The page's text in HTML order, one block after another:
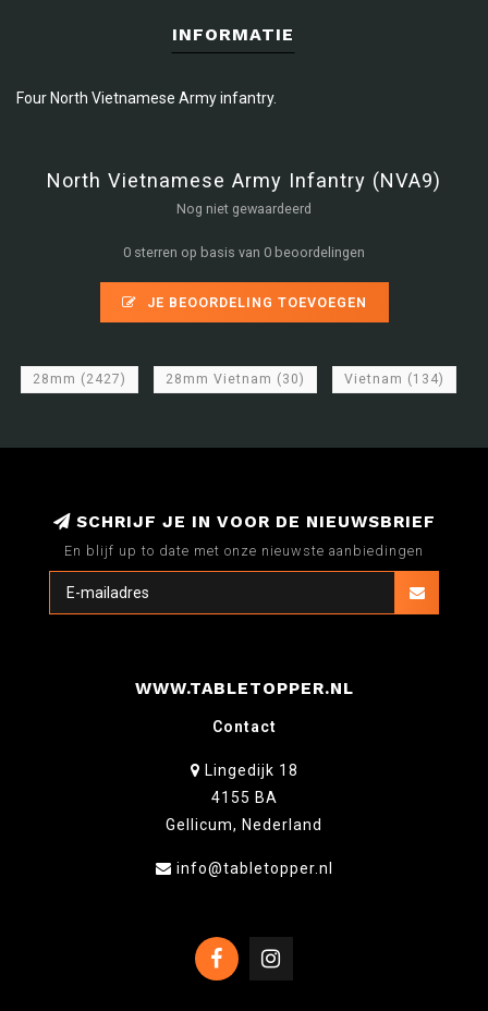
INFORMATIE
Four North Vietnamese Army infantry.
North Vietnamese Army Infantry (NVA9)
Nog niet gewaardeerd
0 sterren op basis van 0 beoordelingen
JE BEOORDELING TOEVOEGEN
28mm (2427) 28mm Vietnam (30) Vietnam (134)
SCHRIJF JE IN VOOR DE NIEUWSBRIEF
En blijf up to date met onze nieuwste aanbiedingen
WWW.TABLETOPPER.NL
Contact
Lingedijk 18
4155 BA
Gellicum, Nederland
info@tabletopper.nl